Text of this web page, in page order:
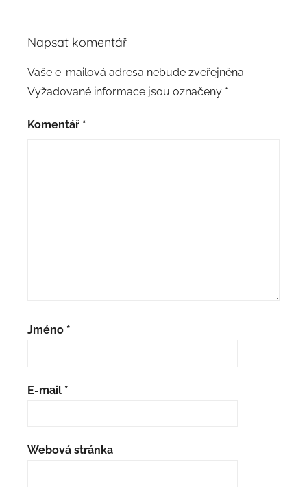
Napsat komentář
Vaše e-mailová adresa nebude zveřejněna.
Vyžadované informace jsou označeny *
Komentář *
Jméno *
E-mail *
Webová stránka